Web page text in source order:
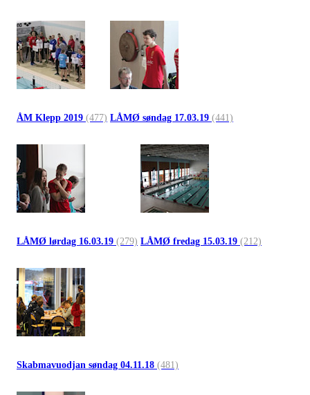
ÅM Klepp 2019 (477) LÅMØ søndag 17.03.19 (441)
LÅMØ lørdag 16.03.19 (279) LÅMØ fredag 15.03.19 (212)
Skabmavuodjan søndag 04.11.18 (481)